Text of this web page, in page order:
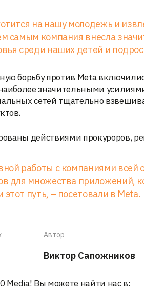
на нашу молодежь и
самым компания внесла
среди наших детей и
борьбу против Meta
значительными
сетей тщательно
действиями прокуроров,
работы с компаниями всей
для множества приложений,
путь, – посетовали в Meta.
Автор
Виктор Сапожников
Media! Вы можете найти нас в: